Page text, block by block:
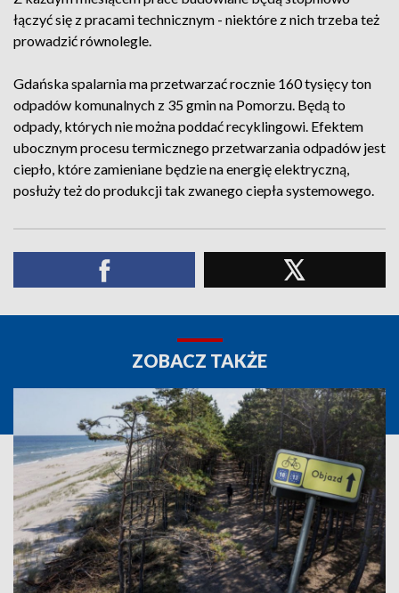
łączyć się z pracami technicznym - niektóre z nich trzeba też
prowadzić równolegle.
Gdańska spalarnia ma przetwarzać rocznie 160 tysięcy ton
odpadów komunalnych z 35 gmin na Pomorzu. Będą to
odpady, których nie można poddać recyklingowi. Efektem
ubocznym procesu termicznego przetwarzania odpadów jest
ciepło, które zamieniane będzie na energię elektryczną,
posłuży też do produkcji tak zwanego ciepła systemowego.
ZOBACZ TAKŻE